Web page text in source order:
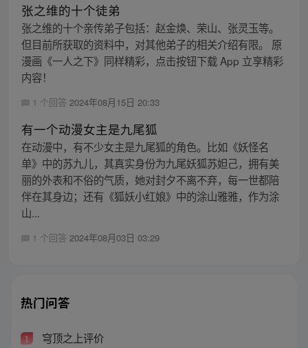
张之维的十个徒弟
张之维的十个亲传弟子包括：赵金焕、荣山、张灵玉等。
但目前所获取的资料中，对其他弟子的相关介绍有限。 原
漫画《一人之下》同样精彩，点击按钮下载 App 立享精彩
内容！
1 个回答 2024年08月15日 20:33
有一个动漫女主是九尾狐
在动漫中，有不少女主是九尾狐的角色。比如《妖怪名
单》中的苏九儿，其真实身份为九尾妖狐苏妲己，拥有美
丽的外表和不俗的气质，她对封夕不离不弃，每一世都陪
伴在其身边；还有《狐妖小红娘》中的涂山雅雅，作为涂
山...
1 个回答 2024年08月03日 03:29
热门问答
1 穹顶之上评价